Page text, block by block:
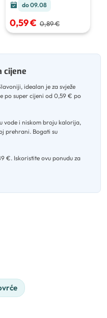
do 09.08
0,59 € 0,89 €
cijene
idealan je za svježe
po super cijeni od 0,59 € po
vode i niskom broju kalorija,
prehrani. Bogati su
€. Iskoristite ovu ponudu za